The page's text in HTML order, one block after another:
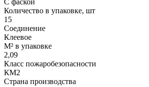
Количество в упаковке, шт
15
Соединение
Клеевое
М² в упаковке
2,09
Класс пожаробезопасности
КМ2
Страна производства